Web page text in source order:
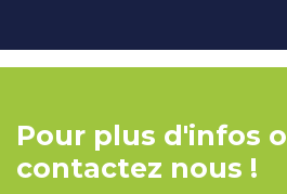
Pour plus d'infos
contactez nous !